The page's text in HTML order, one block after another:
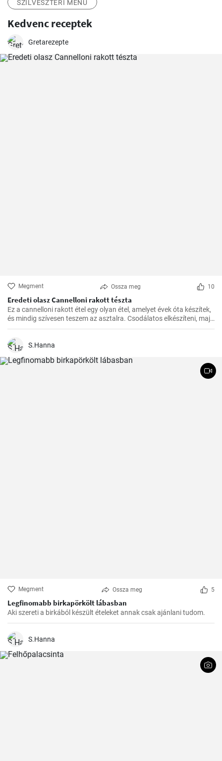
SZILVESZTERI MENÜ
Kedvenc receptek
Gretarezepte
Megment Ossza meg 10
Eredeti olasz Cannelloni rakott tészta
Ez a cannelloni rakott étel egy olyan étel, amelyet évek óta készítek,
és mindig szívesen teszem az asztalra. Csodálatos elkészíteni, majd
a kívánt időben a sütőben megsütni. A paradicsomszósz
hússal töltött cannelloni pikáns ízének kombinációja egyszerűen
S.Hanna
Megment Ossza meg 5
Legfinomabb birkapörkölt lábasban
Aki szereti a birkából készült ételeket annak csak ajánlani tudom.
S.Hanna